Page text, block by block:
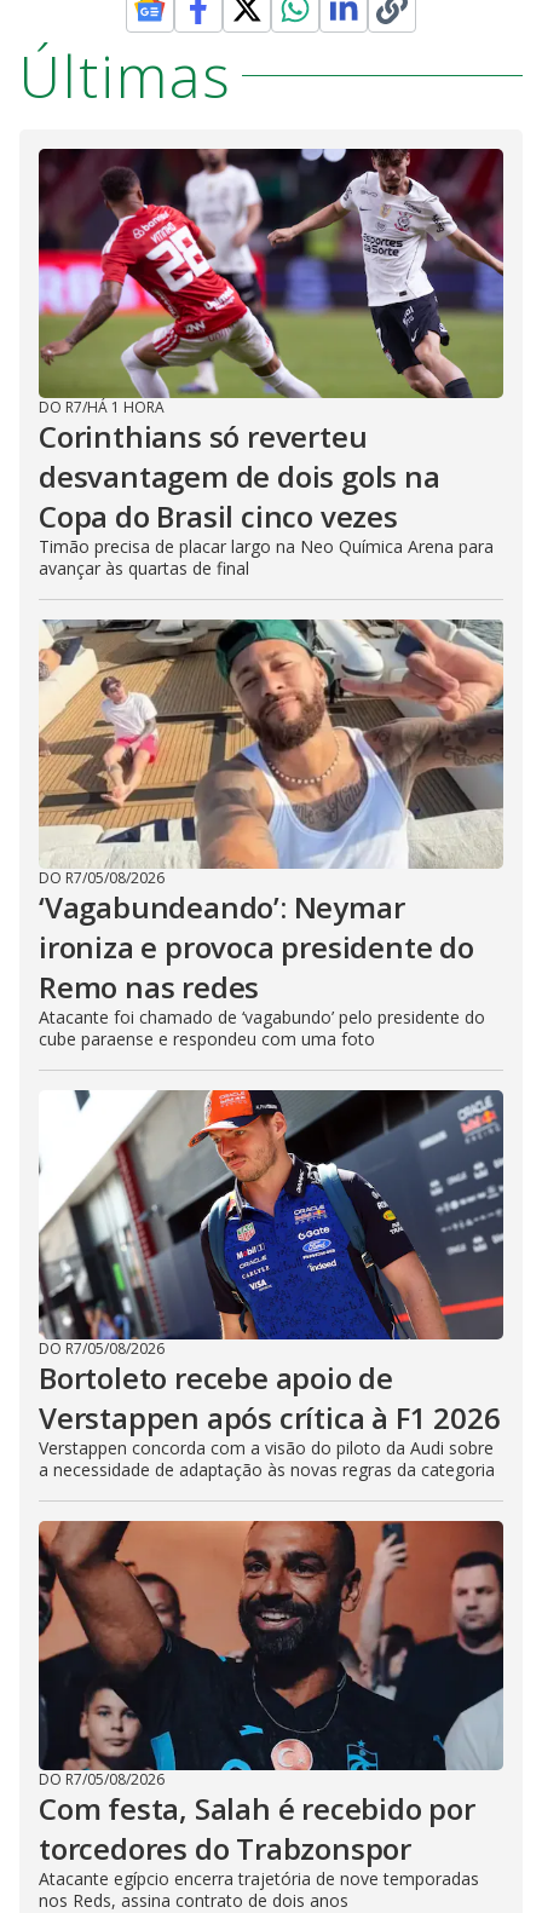
Últimas
DO R7/HÁ 1 HORA
Corinthians só reverteu
desvantagem de dois gols na
Copa do Brasil cinco vezes
Timão precisa de placar largo na Neo Química Arena para
avançar às quartas de final
DO R7/05/08/2026
‘Vagabundeando’: Neymar
ironiza e provoca presidente do
Remo nas redes
Atacante foi chamado de ‘vagabundo’ pelo presidente do
cube paraense e respondeu com uma foto
DO R7/05/08/2026
Bortoleto recebe apoio de
Verstappen após crítica à F1 2026
Verstappen concorda com a visão do piloto da Audi sobre
a necessidade de adaptação às novas regras da categoria
DO R7/05/08/2026
Com festa, Salah é recebido por
torcedores do Trabzonspor
Atacante egípcio encerra trajetória de nove temporadas
nos Reds, assina contrato de dois anos